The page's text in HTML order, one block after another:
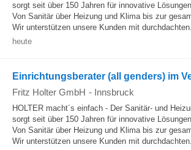
sorgt seit über 150 Jahren für innovative
Von Sanitär über Heizung und Klima bis zur
Wir unterstützen unsere Kunden mit
heute
Einrichtungsberater (all genders) im
Fritz Holter GmbH - Innsbruck
HOLTER macht´s einfach - Der Sanitär- und
sorgt seit über 150 Jahren für innovative
Von Sanitär über Heizung und Klima bis zur
Wir unterstützen unsere Kunden mit